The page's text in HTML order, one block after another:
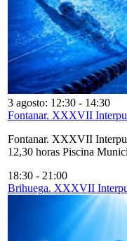
3 agosto: 12:30 - 14:30
Fontanar. XXXVII
Fontanar. XXXVII
12,30 horas Piscina
18:30 - 21:00
Brihuega. XXXVII